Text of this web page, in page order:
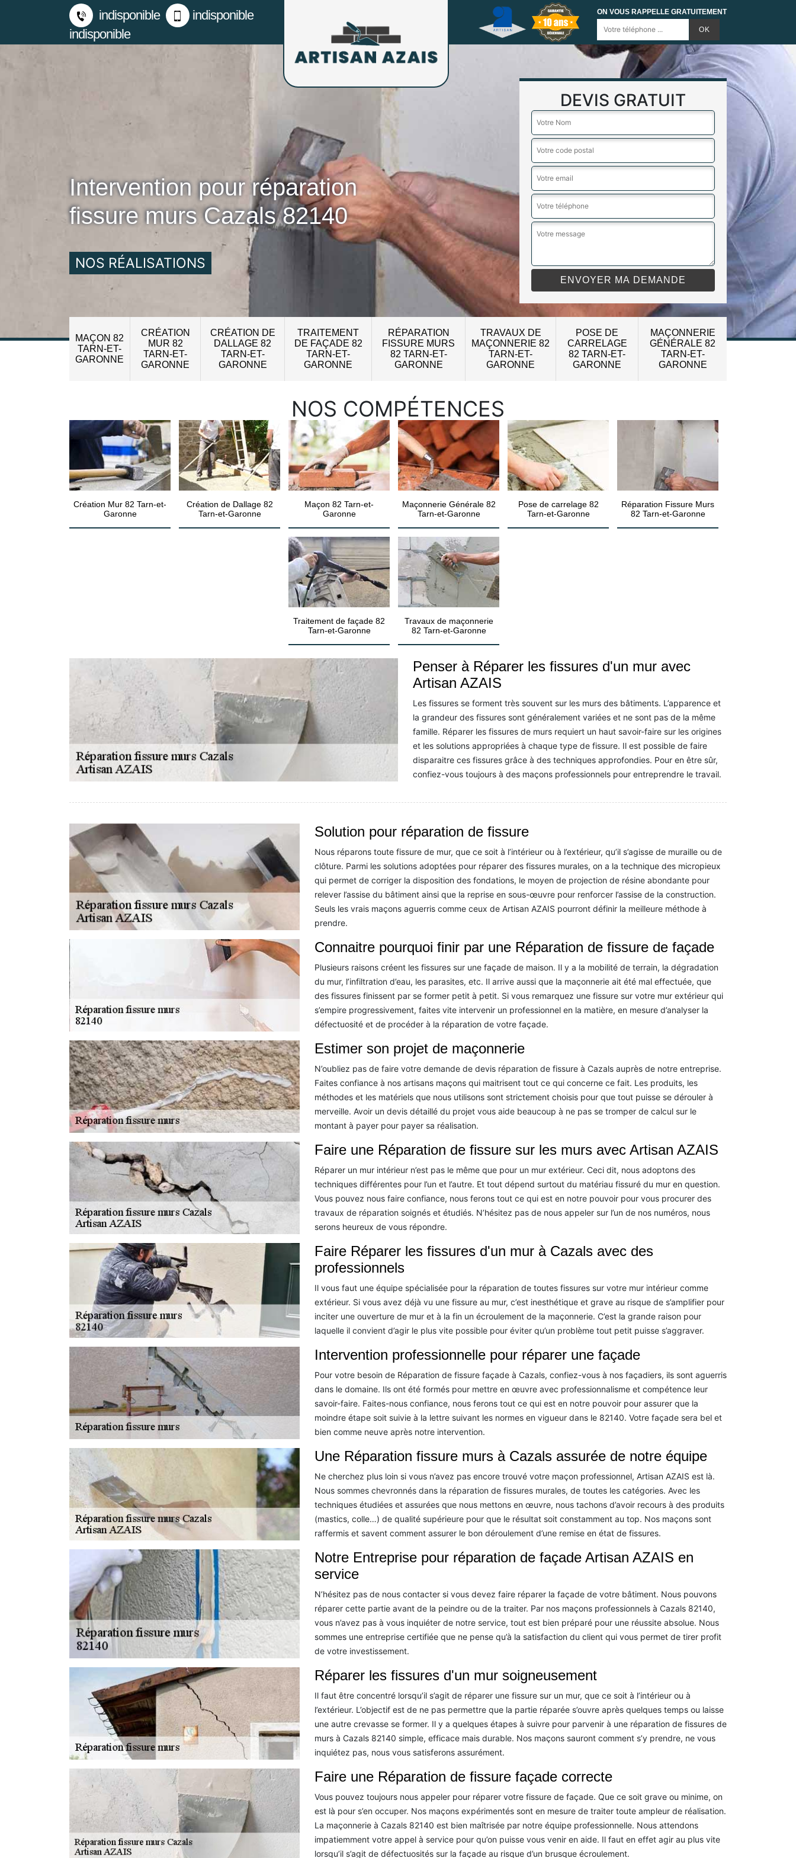
indisponible
indisponible
indisponible
ON VOUS RAPPELLE GRATUITEMENT
Intervention pour réparation
fissure murs Cazals 82140
NOS RÉALISATIONS
DEVIS GRATUIT
MAÇON 82
TARN-ET-
GARONNE
CRÉATION
MUR 82
TARN-ET-
GARONNE
CRÉATION DE
DALLAGE 82
TARN-ET-
GARONNE
TRAITEMENT
DE FAÇADE 82
TARN-ET-
GARONNE
RÉPARATION
FISSURE MURS
82 TARN-ET-
GARONNE
TRAVAUX DE
MAÇONNERIE 82
TARN-ET-
GARONNE
POSE DE
CARRELAGE
82 TARN-ET-
GARONNE
MAÇONNERIE
GÉNÉRALE 82
TARN-ET-
GARONNE
NOS COMPÉTENCES
Création Mur 82 Tarn-et-
Garonne
Création de Dallage 82
Tarn-et-Garonne
Maçon 82 Tarn-et-
Garonne
Maçonnerie Générale 82
Tarn-et-Garonne
Pose de carrelage 82
Tarn-et-Garonne
Réparation Fissure Murs
82 Tarn-et-Garonne
Traitement de façade 82
Tarn-et-Garonne
Travaux de maçonnerie
82 Tarn-et-Garonne
Penser à Réparer les fissures d'un mur avec
Artisan AZAIS
Les fissures se forment très souvent sur les murs des bâtiments. L’apparence et
la grandeur des fissures sont généralement variées et ne sont pas de la même
famille. Réparer les fissures de murs requiert un haut savoir-faire sur les origines
et les solutions appropriées à chaque type de fissure. Il est possible de faire
disparaitre ces fissures grâce à des techniques approfondies. Pour en être sûr,
confiez-vous toujours à des maçons professionnels pour entreprendre le travail.
Solution pour réparation de fissure
Nous réparons toute fissure de mur, que ce soit à l’intérieur ou à l’extérieur, qu’il s’agisse de muraille ou de
clôture. Parmi les solutions adoptées pour réparer des fissures murales, on a la technique des micropieux
qui permet de corriger la disposition des fondations, le moyen de projection de résine abondante pour
relever l’assise du bâtiment ainsi que la reprise en sous-œuvre pour renforcer l’assise de la construction.
Seuls les vrais maçons aguerris comme ceux de Artisan AZAIS pourront définir la meilleure méthode à
prendre.
Connaitre pourquoi finir par une Réparation de fissure de façade
Plusieurs raisons créent les fissures sur une façade de maison. Il y a la mobilité de terrain, la dégradation
du mur, l’infiltration d’eau, les parasites, etc. Il arrive aussi que la maçonnerie ait été mal effectuée, que
des fissures finissent par se former petit à petit. Si vous remarquez une fissure sur votre mur extérieur qui
s’empire progressivement, faites vite intervenir un professionnel en la matière, en mesure d’analyser la
défectuosité et de procéder à la réparation de votre façade.
Estimer son projet de maçonnerie
N’oubliez pas de faire votre demande de devis réparation de fissure à Cazals auprès de notre entreprise.
Faites confiance à nos artisans maçons qui maitrisent tout ce qui concerne ce fait. Les produits, les
méthodes et les matériels que nous utilisons sont strictement choisis pour que tout puisse se dérouler à
merveille. Avoir un devis détaillé du projet vous aide beaucoup à ne pas se tromper de calcul sur le
montant à payer pour payer sa réalisation.
Faire une Réparation de fissure sur les murs avec Artisan AZAIS
Réparer un mur intérieur n’est pas le même que pour un mur extérieur. Ceci dit, nous adoptons des
techniques différentes pour l’un et l’autre. Et tout dépend surtout du matériau fissuré du mur en question.
Vous pouvez nous faire confiance, nous ferons tout ce qui est en notre pouvoir pour vous procurer des
travaux de réparation soignés et étudiés. N’hésitez pas de nous appeler sur l’un de nos numéros, nous
serons heureux de vous répondre.
Faire Réparer les fissures d'un mur à Cazals avec des
professionnels
Il vous faut une équipe spécialisée pour la réparation de toutes fissures sur votre mur intérieur comme
extérieur. Si vous avez déjà vu une fissure au mur, c’est inesthétique et grave au risque de s’amplifier pour
inciter une ouverture de mur et à la fin un écroulement de la maçonnerie. C’est la grande raison pour
laquelle il convient d’agir le plus vite possible pour éviter qu’un problème tout petit puisse s’aggraver.
Intervention professionnelle pour réparer une façade
Pour votre besoin de Réparation de fissure façade à Cazals, confiez-vous à nos façadiers, ils sont aguerris
dans le domaine. Ils ont été formés pour mettre en œuvre avec professionnalisme et compétence leur
savoir-faire. Faites-nous confiance, nous ferons tout ce qui est en notre pouvoir pour assurer que la
moindre étape soit suivie à la lettre suivant les normes en vigueur dans le 82140. Votre façade sera bel et
bien comme neuve après notre intervention.
Une Réparation fissure murs à Cazals assurée de notre équipe
Ne cherchez plus loin si vous n’avez pas encore trouvé votre maçon professionnel, Artisan AZAIS est là.
Nous sommes chevronnés dans la réparation de fissures murales, de toutes les catégories. Avec les
techniques étudiées et assurées que nous mettons en œuvre, nous tachons d’avoir recours à des produits
(mastics, colle…) de qualité supérieure pour que le résultat soit constamment au top. Nos maçons sont
raffermis et savent comment assurer le bon déroulement d’une remise en état de fissures.
Notre Entreprise pour réparation de façade Artisan AZAIS en
service
N’hésitez pas de nous contacter si vous devez faire réparer la façade de votre bâtiment. Nous pouvons
réparer cette partie avant de la peindre ou de la traiter. Par nos maçons professionnels à Cazals 82140,
vous n’avez pas à vous inquiéter de notre service, tout est bien préparé pour une réussite absolue. Nous
sommes une entreprise certifiée que ne pense qu’à la satisfaction du client qui vous permet de tirer profit
de votre investissement.
Réparer les fissures d'un mur soigneusement
Il faut être concentré lorsqu’il s’agit de réparer une fissure sur un mur, que ce soit à l’intérieur ou à
l’extérieur. L’objectif est de ne pas permettre que la partie réparée s’ouvre après quelques temps ou laisse
une autre crevasse se former. Il y a quelques étapes à suivre pour parvenir à une réparation de fissures de
murs à Cazals 82140 simple, efficace mais durable. Nos maçons sauront comment s’y prendre, ne vous
inquiétez pas, nous vous satisferons assurément.
Faire une Réparation de fissure façade correcte
Vous pouvez toujours nous appeler pour réparer votre fissure de façade. Que ce soit grave ou minime, on
est là pour s’en occuper. Nos maçons expérimentés sont en mesure de traiter toute ampleur de réalisation.
La maçonnerie à Cazals 82140 est bien maîtrisée par notre équipe professionnelle. Nous attendons
impatiemment votre appel à service pour qu’on puisse vous venir en aide. Il faut en effet agir au plus vite
lorsqu’il s’agit de défectuosités sur la façade au risque d’un brusque écroulement.